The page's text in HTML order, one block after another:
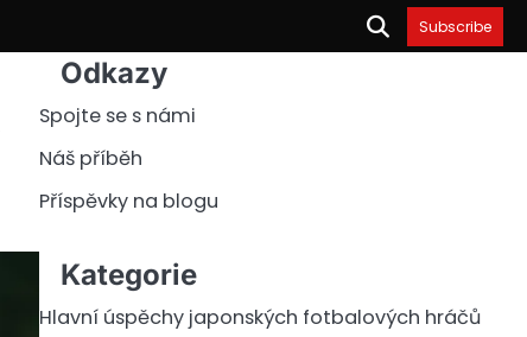
Subscribe
Odkazy
Spojte se s námi
Náš příběh
Příspěvky na blogu
Kategorie
Hlavní úspěchy japonských fotbalových hráčů